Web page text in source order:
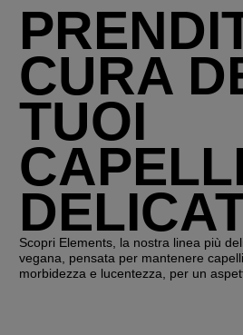
CURA
TUOI
Scopri Elements, la nostra linea più
vegana, pensata per mantenere
morbidezza e lucentezza, per un